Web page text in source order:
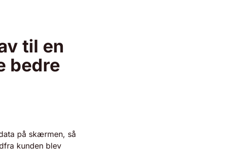
til en
bedre
på skærmen, så
kunden blev